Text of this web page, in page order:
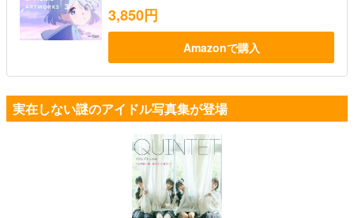
3,850円
Amazonで購入
実在しない謎のアイドル写真集が登場